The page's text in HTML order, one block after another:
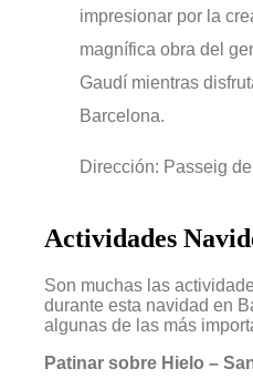
impresionar por la
magnífica obra del
Gaudí mientras
Barcelona.
Dirección: Passeig
Actividades
Son muchas las
durante esta navidad en
algunas de las más
Patinar sobre Hielo –